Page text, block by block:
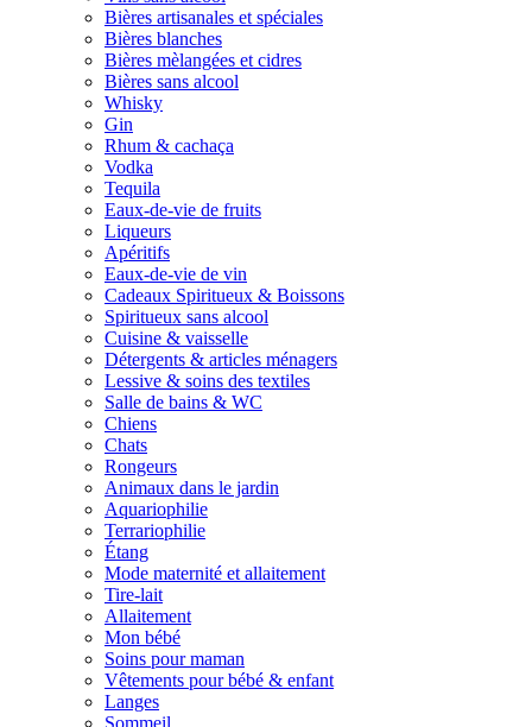
Bières artisanales et spéciales
Bières blanches
Bières mèlangées et cidres
Bières sans alcool
Whisky
Gin
Rhum & cachaça
Vodka
Tequila
Eaux-de-vie de fruits
Liqueurs
Apéritifs
Eaux-de-vie de vin
Cadeaux Spiritueux & Boissons
Spiritueux sans alcool
Cuisine & vaisselle
Détergents & articles ménagers
Lessive & soins des textiles
Salle de bains & WC
Chiens
Chats
Rongeurs
Animaux dans le jardin
Aquariophilie
Terrariophilie
Étang
Mode maternité et allaitement
Tire-lait
Allaitement
Mon bébé
Soins pour maman
Vêtements pour bébé & enfant
Langes
Sommeil